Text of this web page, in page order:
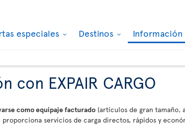
especiales Destinos Información
con EXPAIR CARGO
como equipaje facturado (artículos de gran tamaño,
proporciona servicios de carga directos, rápidos y